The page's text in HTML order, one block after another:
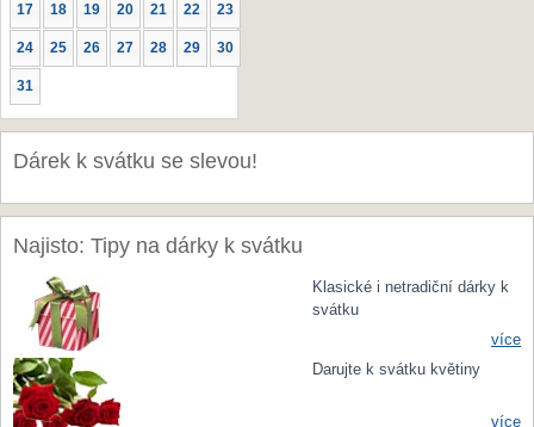
17 18 19 20 21 22 23
24 25 26 27 28 29 30
31
Dárek k svátku se slevou!
Najisto: Tipy na dárky k svátku
Klasické i netradiční dárky k
svátku
více
Darujte k svátku květiny
více